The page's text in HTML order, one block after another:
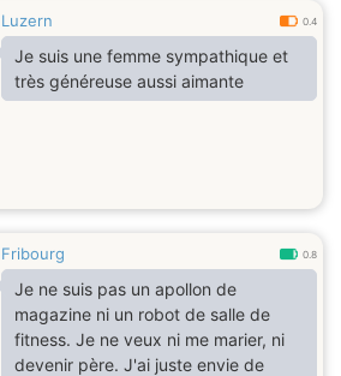
que je suis ici, pour rompre ce vide
et retrouver un peu de chaleur
humaine et bien sûr de tendresse.
Je suis autonome au quotidien avec
Luzern 0.4
Je suis une femme sympathique et
très généreuse aussi aimante
Fribourg 0.8
Je ne suis pas un apollon de
magazine ni un robot de salle de
fitness. Je ne veux ni me marier, ni
devenir père. J'ai juste envie de